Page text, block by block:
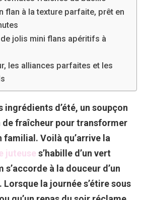
flan à la texture parfaite, prêt en
jolis mini flans apéritifs à
les alliances parfaites et les
ingrédients d’été, un soupçon
de fraîcheur pour transformer
familial. Voilà qu’arrive la
juteuse s’habille d’un vert
à la douceur d’un
la journée s’étire sous